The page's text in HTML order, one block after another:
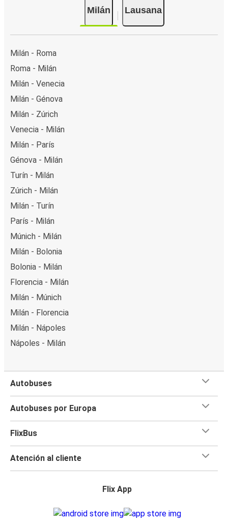
Milán Lausana
Milán - Roma
Roma - Milán
Milán - Venecia
Milán - Génova
Milán - Zúrich
Venecia - Milán
Milán - París
Génova - Milán
Turín - Milán
Zúrich - Milán
Milán - Turín
París - Milán
Múnich - Milán
Milán - Bolonia
Bolonia - Milán
Florencia - Milán
Milán - Múnich
Milán - Florencia
Milán - Nápoles
Nápoles - Milán
Autobuses
Autobuses por Europa
FlixBus
Atención al cliente
Flix App